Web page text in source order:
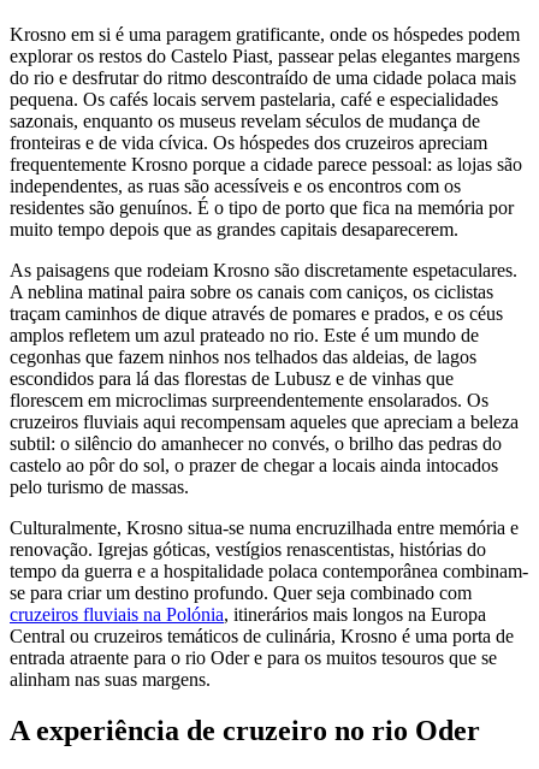
Krosno em si é uma paragem gratificante, onde os hóspedes podem
explorar os restos do Castelo Piast, passear pelas elegantes margens
do rio e desfrutar do ritmo descontraído de uma cidade polaca mais
pequena. Os cafés locais servem pastelaria, café e especialidades
sazonais, enquanto os museus revelam séculos de mudança de
fronteiras e de vida cívica. Os hóspedes dos cruzeiros apreciam
frequentemente Krosno porque a cidade parece pessoal: as lojas são
independentes, as ruas são acessíveis e os encontros com os
residentes são genuínos. É o tipo de porto que fica na memória por
muito tempo depois que as grandes capitais desaparecerem.
As paisagens que rodeiam Krosno são discretamente espetaculares.
A neblina matinal paira sobre os canais com caniços, os ciclistas
traçam caminhos de dique através de pomares e prados, e os céus
amplos refletem um azul prateado no rio. Este é um mundo de
cegonhas que fazem ninhos nos telhados das aldeias, de lagos
escondidos para lá das florestas de Lubusz e de vinhas que
florescem em microclimas surpreendentemente ensolarados. Os
cruzeiros fluviais aqui recompensam aqueles que apreciam a beleza
subtil: o silêncio do amanhecer no convés, o brilho das pedras do
castelo ao pôr do sol, o prazer de chegar a locais ainda intocados
pelo turismo de massas.
Culturalmente, Krosno situa-se numa encruzilhada entre memória e
renovação. Igrejas góticas, vestígios renascentistas, histórias do
tempo da guerra e a hospitalidade polaca contemporânea combinam-
se para criar um destino profundo. Quer seja combinado com
cruzeiros fluviais na Polónia, itinerários mais longos na Europa
Central ou cruzeiros temáticos de culinária, Krosno é uma porta de
entrada atraente para o rio Oder e para os muitos tesouros que se
alinham nas suas margens.
A experiência de cruzeiro no rio Oder